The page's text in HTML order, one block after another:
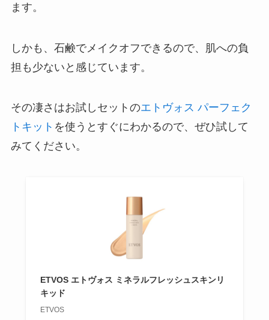
ます。
しかも、石鹸でメイクオフできるので、肌への負
担も少ないと感じています。
その凄さはお試しセットのエトヴォス パーフェク
トキット を使うとすぐにわかるので、ぜひ試して
みてください。
ETVOS エトヴォス ミネラルフレッシュスキンリ
キッド
ETVOS